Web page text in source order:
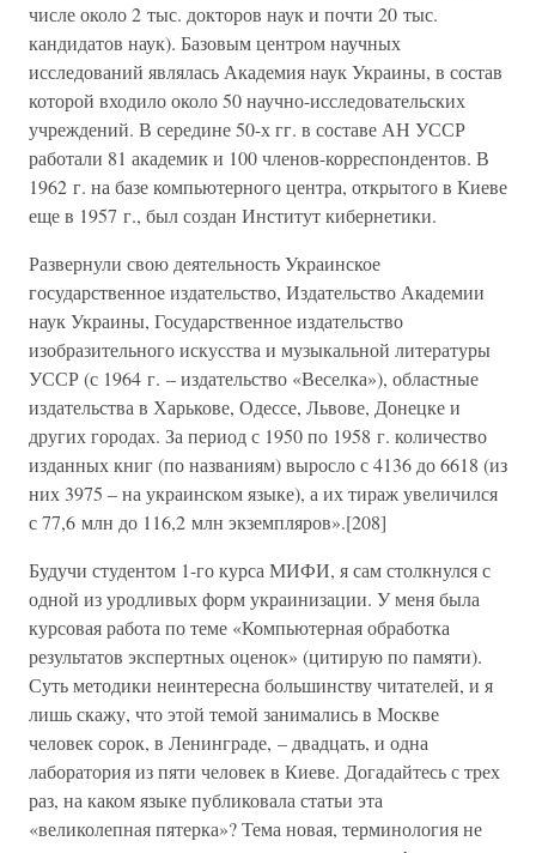
числе около 2 тыс. докторов наук и почти 20 тыс.
кандидатов наук). Базовым центром научных
исследований являлась Академия наук Украины, в состав
которой входило около 50 научно-исследовательских
учреждений. В середине 50-х гг. в составе АН УССР
работали 81 академик и 100 членов-корреспондентов. В
1962 г. на базе компьютерного центра, открытого в Киеве
еще в 1957 г., был создан Институт кибернетики.
Развернули свою деятельность Украинское
государственное издательство, Издательство Академии
наук Украины, Государственное издательство
изобразительного искусства и музыкальной литературы
УССР (с 1964 г. – издательство «Веселка»), областные
издательства в Харькове, Одессе, Львове, Донецке и
других городах. За период с 1950 по 1958 г. количество
изданных книг (по названиям) выросло с 4136 до 6618 (из
них 3975 – на украинском языке), а их тираж увеличился
с 77,6 млн до 116,2 млн экземпляров».[208]
Будучи студентом 1-го курса МИФИ, я сам столкнулся с
одной из уродливых форм украинизации. У меня была
курсовая работа по теме «Компьютерная обработка
результатов экспертных оценок» (цитирую по памяти).
Суть методики неинтересна большинству читателей, и я
лишь скажу, что этой темой занимались в Москве
человек сорок, в Ленинграде, – двадцать, и одна
лаборатория из пяти человек в Киеве. Догадайтесь с трех
раз, на каком языке публиковала статьи эта
«великолепная пятерка»? Тема новая, терминология не